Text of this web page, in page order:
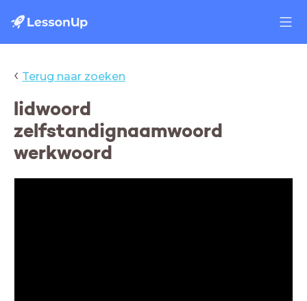
‹ Terug naar zoeken
lidwoord
zelfstandignaamwoord
werkwoord